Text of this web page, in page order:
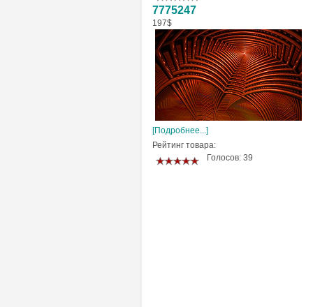
7775247
197$
[Подробнее...]
Рейтинг товара:
Голосов: 39